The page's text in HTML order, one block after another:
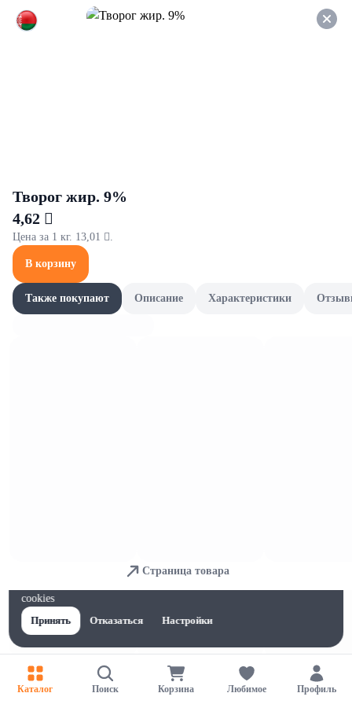
Оформляйте заказ НА
САМОВЫВОЗ и получайте
Желатин, драже и леденцы
Каталог Поиск Корзина Любимое Профиль
cookies
Принять
Отказаться Настройки
Творог жир. 9%
4,62 
Цена за 1 кг. 13,01 .
В корзину
Также покупают Описание Характеристики
Страница товара